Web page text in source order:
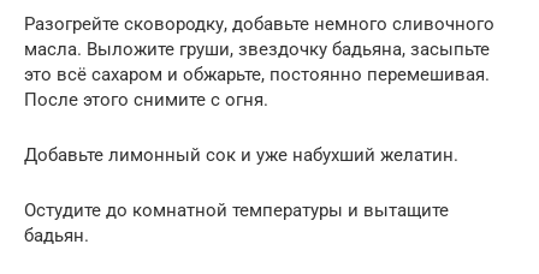
Разогрейте сковородку, добавьте немного сливочного
масла. Выложите груши, звездочку бадьяна, засыпьте
это всё сахаром и обжарьте, постоянно перемешивая.
После этого снимите с огня.
Добавьте лимонный сок и уже набухший желатин.
Остудите до комнатной температуры и вытащите
бадьян.